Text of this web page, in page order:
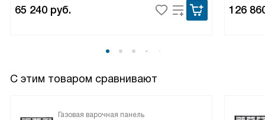
65 240 руб. 126
С этим товаром сравнивают
Газовая варочная панель